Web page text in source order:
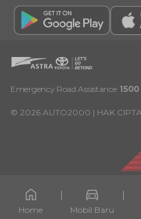
Home Mobil Baru
Emergency Road Assistance
© 2026 AUTO2000 | HAK